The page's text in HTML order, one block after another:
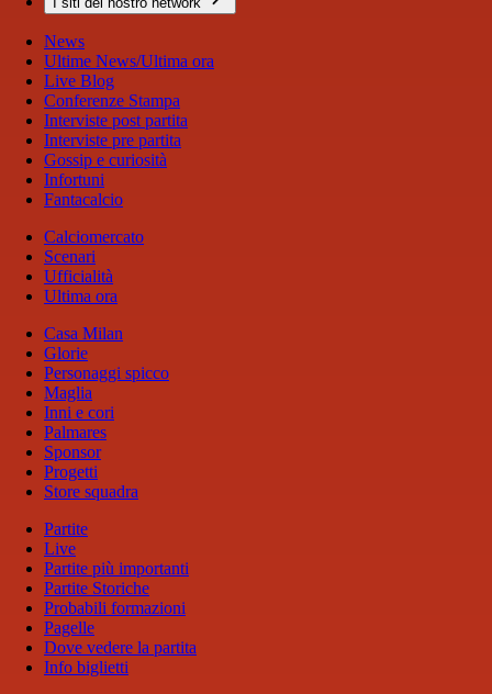
News
Ultime News/Ultima ora
Live Blog
Conferenze Stampa
Interviste post partita
Interviste pre partita
Gossip e curiosità
Infortuni
Fantacalcio
Calciomercato
Scenari
Ufficialità
Ultima ora
Casa Milan
Glorie
Personaggi spicco
Maglia
Inni e cori
Palmares
Sponsor
Progetti
Store squadra
Partite
Live
Partite più importanti
Partite Storiche
Probabili formazioni
Pagelle
Dove vedere la partita
Info biglietti